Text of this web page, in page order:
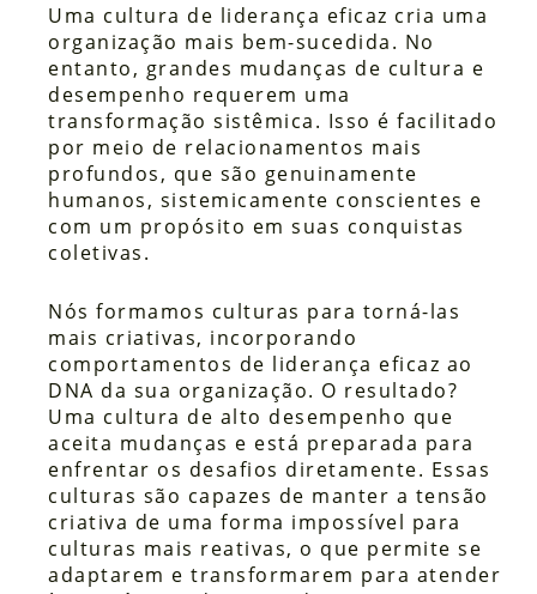
Uma cultura de liderança eficaz cria uma
organização mais bem-sucedida. No
entanto, grandes mudanças de cultura e
desempenho requerem uma
transformação sistêmica. Isso é facilitado
por meio de relacionamentos mais
profundos, que são genuinamente
humanos, sistemicamente conscientes e
com um propósito em suas conquistas
coletivas.
Nós formamos culturas para torná-las
mais criativas, incorporando
comportamentos de liderança eficaz ao
DNA da sua organização. O resultado?
Uma cultura de alto desempenho que
aceita mudanças e está preparada para
enfrentar os desafios diretamente. Essas
culturas são capazes de manter a tensão
criativa de uma forma impossível para
culturas mais reativas, o que permite se
adaptarem e transformarem para atender